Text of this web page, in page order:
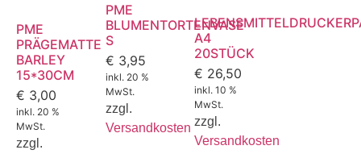
PME
PRÄGEMATTE
BARLEY
15*30CM
€ 3,00
inkl. 20 %
MwSt.
zzgl.
PME
BLUMENTORTENVASE
S
€ 3,95
inkl. 20 %
MwSt.
zzgl.
Versandkosten
A4
20STÜCK
€ 26,50
inkl. 10 %
MwSt.
zzgl.
Versandkosten